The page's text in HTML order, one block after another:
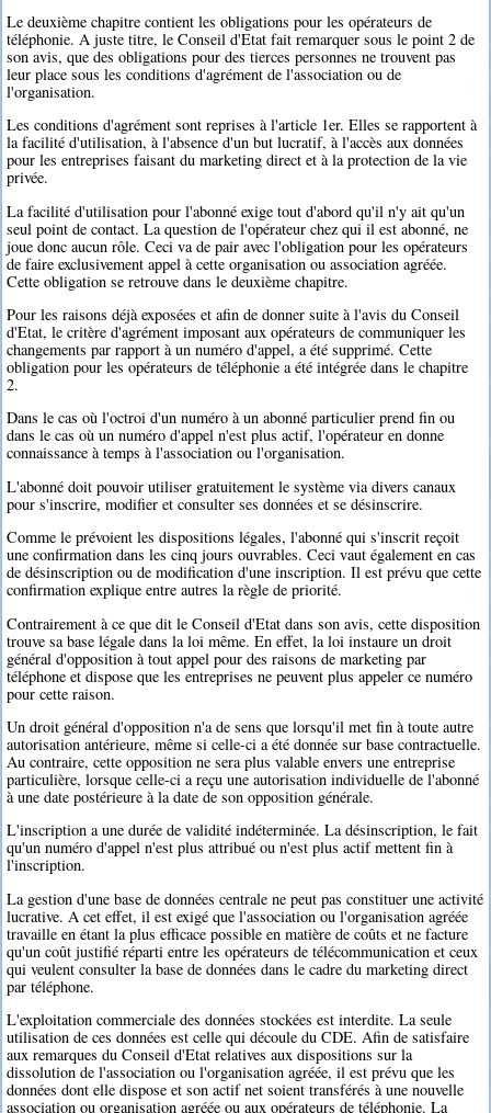
Le deuxième chapitre contient les obligations pour les opérateurs de
téléphonie. A juste titre, le Conseil d'Etat fait remarquer sous le point 2 de
son avis, que des obligations pour des tierces personnes ne trouvent pas
leur place sous les conditions d'agrément de l'association ou de
l'organisation.
Les conditions d'agrément sont reprises à l'article 1er. Elles se rapportent à
la facilité d'utilisation, à l'absence d'un but lucratif, à l'accès aux données
pour les entreprises faisant du marketing direct et à la protection de la vie
privée.
La facilité d'utilisation pour l'abonné exige tout d'abord qu'il n'y ait qu'un
seul point de contact. La question de l'opérateur chez qui il est abonné, ne
joue donc aucun rôle. Ceci va de pair avec l'obligation pour les opérateurs
de faire exclusivement appel à cette organisation ou association agréée.
Cette obligation se retrouve dans le deuxième chapitre.
Pour les raisons déjà exposées et afin de donner suite à l'avis du Conseil
d'Etat, le critère d'agrément imposant aux opérateurs de communiquer les
changements par rapport à un numéro d'appel, a été supprimé. Cette
obligation pour les opérateurs de téléphonie a été intégrée dans le chapitre
2.
Dans le cas où l'octroi d'un numéro à un abonné particulier prend fin ou
dans le cas où un numéro d'appel n'est plus actif, l'opérateur en donne
connaissance à temps à l'association ou l'organisation.
L'abonné doit pouvoir utiliser gratuitement le système via divers canaux
pour s'inscrire, modifier et consulter ses données et se désinscrire.
Comme le prévoient les dispositions légales, l'abonné qui s'inscrit reçoit
une confirmation dans les cinq jours ouvrables. Ceci vaut également en cas
de désinscription ou de modification d'une inscription. Il est prévu que cette
confirmation explique entre autres la règle de priorité.
Contrairement à ce que dit le Conseil d'Etat dans son avis, cette disposition
trouve sa base légale dans la loi même. En effet, la loi instaure un droit
général d'opposition à tout appel pour des raisons de marketing par
téléphone et dispose que les entreprises ne peuvent plus appeler ce numéro
pour cette raison.
Un droit général d'opposition n'a de sens que lorsqu'il met fin à toute autre
autorisation antérieure, même si celle-ci a été donnée sur base contractuelle.
Au contraire, cette opposition ne sera plus valable envers une entreprise
particulière, lorsque celle-ci a reçu une autorisation individuelle de l'abonné
à une date postérieure à la date de son opposition générale.
L'inscription a une durée de validité indéterminée. La désinscription, le fait
qu'un numéro d'appel n'est plus attribué ou n'est plus actif mettent fin à
l'inscription.
La gestion d'une base de données centrale ne peut pas constituer une activité
lucrative. A cet effet, il est exigé que l'association ou l'organisation agréée
travaille en étant la plus efficace possible en matière de coûts et ne facture
qu'un coût justifié réparti entre les opérateurs de télécommunication et ceux
qui veulent consulter la base de données dans le cadre du marketing direct
par téléphone.
L'exploitation commerciale des données stockées est interdite. La seule
utilisation de ces données est celle qui découle du CDE. Afin de satisfaire
aux remarques du Conseil d'Etat relatives aux dispositions sur la
dissolution de l'association ou l'organisation agréée, il est prévu que les
données dont elle dispose et son actif net soient transférés à une nouvelle
association ou organisation agréée ou aux opérateurs de téléphonie. La